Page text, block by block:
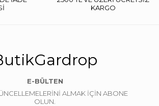
KARGO
E-BÜLTEN
ALMAK İÇİN ABONE
OLUN.